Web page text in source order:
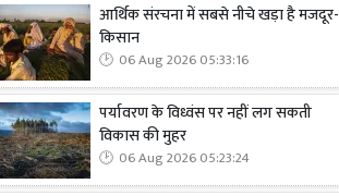
आर्थिक संरचना में सबसे नीचे खड़ा है मजदूर-
किसान
06 Aug 2026 05:33:16
पर्यावरण के विध्वंस पर नहीं लग सकती
विकास की मुहर
06 Aug 2026 05:23:24